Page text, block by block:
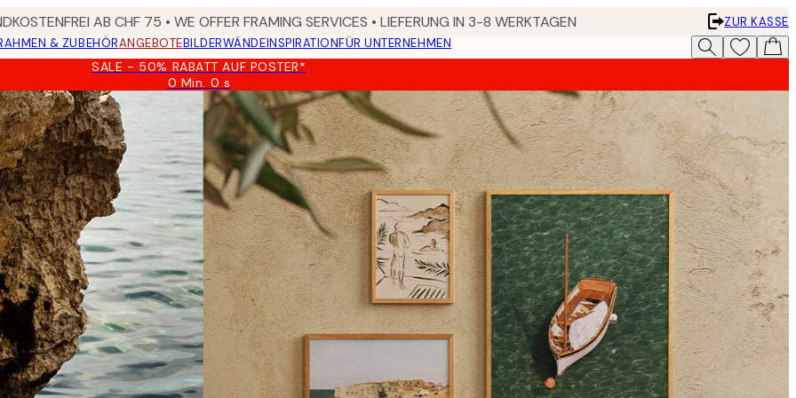
AB CHF 75 • WE OFFER FRAMING SERVICES • LIEFERUNG IN 3-8 WERKTAGEN
ZUR KASSE
& ZUBEHÖRANGEBOTEBILDERWÄNDEINSPIRATIONFÜR UNTERNEHMEN
SALE - 50% RABATT AUF POSTER*
0 Min. 0 s
Gültig
bis:
2026-
08-
09